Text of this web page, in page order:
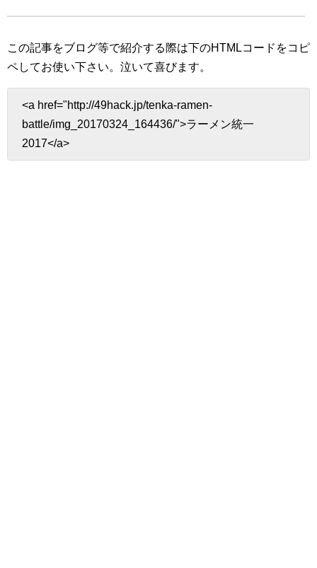
この記事をブログ等で紹介する際は下のHTMLコードをコピ
ペしてお使い下さい。 泣いて喜びます。
<a href="http://49hack.jp/tenka-ramen-
battle/img_20170324_164436/">ラーメン統一
2017</a>